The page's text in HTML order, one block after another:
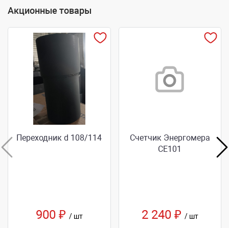
Акционные товары
Переходник d 108/114
900 ₽ / шт
Счетчик Энергомера
СЕ101
2 240 ₽ / шт